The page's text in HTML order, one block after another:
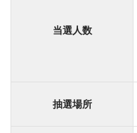
当選人数
抽選場所